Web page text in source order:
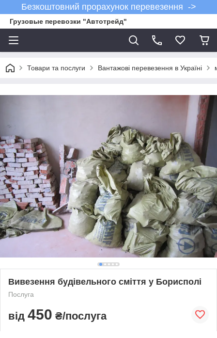
Безкоштовний прорахунок перевезення ->
Грузовые перевозки "Автотрейд"
Товари та послуги Вантажові перевезення в Україні
Вивезення будівельного сміття у Борисполі
Послуга
від 450 ₴/послуга